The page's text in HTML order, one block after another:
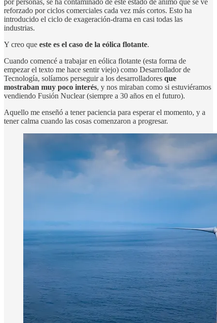
por personas, se ha contaminado de este estado de ánimo que se ve
reforzado por ciclos comerciales cada vez más cortos. Esto ha
introducido el ciclo de exageración-drama en casi todas las
industrias.
Y creo que este es el caso de la eólica flotante.
Cuando comencé a trabajar en eólica flotante (esta forma de
empezar el texto me hace sentir viejo) como Desarrollador de
Tecnología, solíamos perseguir a los desarrolladores que
mostraban muy poco interés, y nos miraban como si estuviéramos
vendiendo Fusión Nuclear (siempre a 30 años en el futuro).
Aquello me enseñó a tener paciencia para esperar el momento, y a
tener calma cuando las cosas comenzaron a progresar.